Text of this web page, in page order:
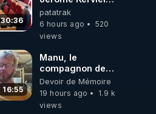
30:36
balance tout à
l'Assemblée !
patatrak
6 hours ago
520
views
16:55
Manu, le
compagnon de
Kyria, raconte sa
garde à vue
musclée.
Devoir de Mémoire
19 hours ago
1.9 k
views